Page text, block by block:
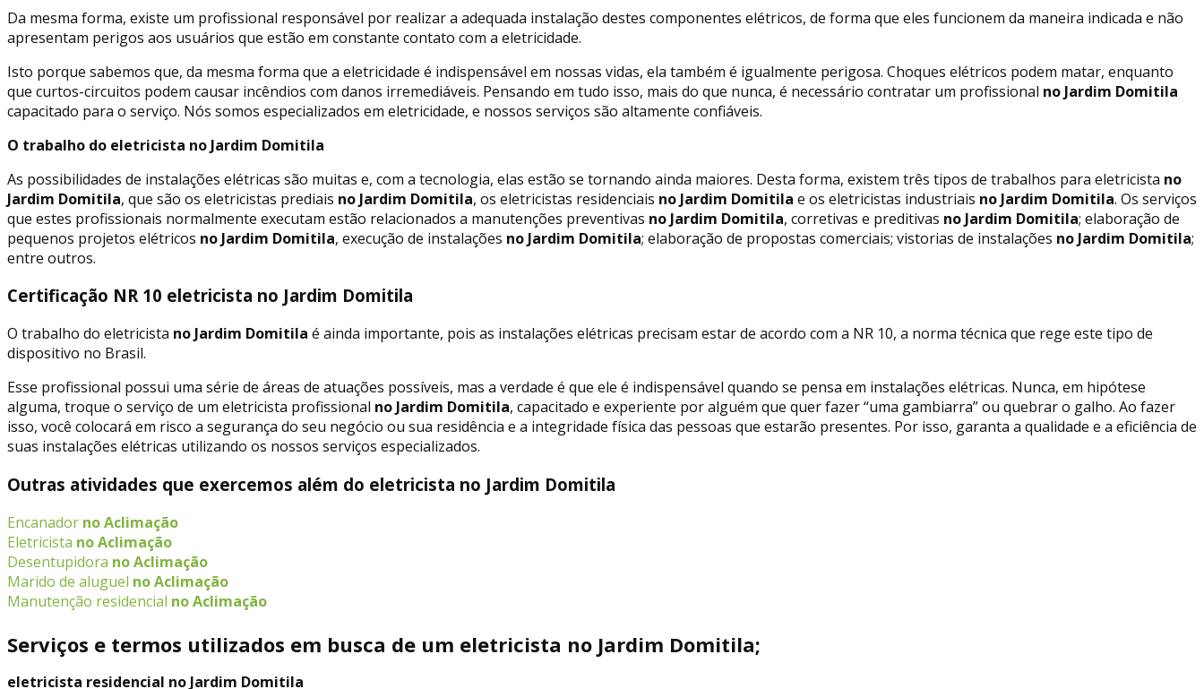
Da mesma forma, existe um profissional responsável por realizar a adequada instalação destes componentes elétricos, de forma que eles funcionem da maneira indicada e não
apresentam perigos aos usuários que estão em constante contato com a eletricidade.
Isto porque sabemos que, da mesma forma que a eletricidade é indispensável em nossas vidas, ela também é igualmente perigosa. Choques elétricos podem matar, enquanto
que curtos-circuitos podem causar incêndios com danos irremediáveis. Pensando em tudo isso, mais do que nunca, é necessário contratar um profissional no Jardim Domitila
capacitado para o serviço. Nós somos especializados em eletricidade, e nossos serviços são altamente confiáveis.
O trabalho do eletricista no Jardim Domitila
As possibilidades de instalações elétricas são muitas e, com a tecnologia, elas estão se tornando ainda maiores. Desta forma, existem três tipos de trabalhos para eletricista no
Jardim Domitila, que são os eletricistas prediais no Jardim Domitila, os eletricistas residenciais no Jardim Domitila e os eletricistas industriais no Jardim Domitila. Os serviços
que estes profissionais normalmente executam estão relacionados a manutenções preventivas no Jardim Domitila, corretivas e preditivas no Jardim Domitila; elaboração de
pequenos projetos elétricos no Jardim Domitila, execução de instalações no Jardim Domitila; elaboração de propostas comerciais; vistorias de instalações no Jardim Domitila;
entre outros.
Certificação NR 10 eletricista no Jardim Domitila
O trabalho do eletricista no Jardim Domitila é ainda importante, pois as instalações elétricas precisam estar de acordo com a NR 10, a norma técnica que rege este tipo de
dispositivo no Brasil.
Esse profissional possui uma série de áreas de atuações possíveis, mas a verdade é que ele é indispensável quando se pensa em instalações elétricas. Nunca, em hipótese
alguma, troque o serviço de um eletricista profissional no Jardim Domitila, capacitado e experiente por alguém que quer fazer “uma gambiarra” ou quebrar o galho. Ao fazer
isso, você colocará em risco a segurança do seu negócio ou sua residência e a integridade física das pessoas que estarão presentes. Por isso, garanta a qualidade e a eficiência de
suas instalações elétricas utilizando os nossos serviços especializados.
Outras atividades que exercemos além do eletricista no Jardim Domitila
Encanador no Aclimação
Eletricista no Aclimação
Desentupidora no Aclimação
Marido de aluguel no Aclimação
Manutenção residencial no Aclimação
Serviços e termos utilizados em busca de um eletricista no Jardim Domitila;
eletricista residencial no Jardim Domitila